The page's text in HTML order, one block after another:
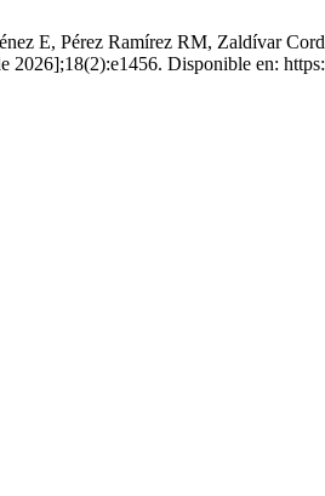
E, Pérez Ramírez RM, Zaldívar
2026];18(2):e1456. Disponible en: